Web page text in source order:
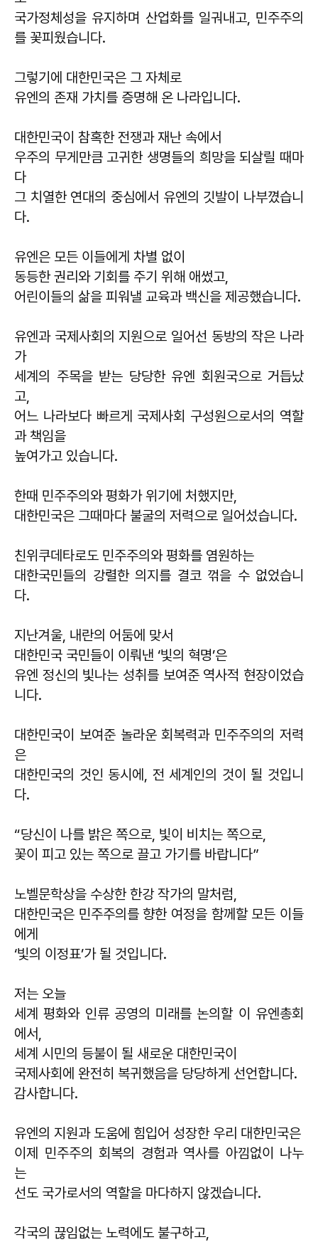
국가정체성을 유지하며 산업화를 일궈내고, 민주주의
를 꽃피웠습니다.
그렇기에 대한민국은 그 자체로
유엔의 존재 가치를 증명해 온 나라입니다.
대한민국이 참혹한 전쟁과 재난 속에서
우주의 무게만큼 고귀한 생명들의 희망을 되살릴 때마
다
그 치열한 연대의 중심에서 유엔의 깃발이 나부꼈습니
다.
유엔은 모든 이들에게 차별 없이
동등한 권리와 기회를 주기 위해 애썼고,
어린이들의 삶을 피워낼 교육과 백신을 제공했습니다.
유엔과 국제사회의 지원으로 일어선 동방의 작은 나라
가
세계의 주목을 받는 당당한 유엔 회원국으로 거듭났
고,
어느 나라보다 빠르게 국제사회 구성원으로서의 역할
과 책임을
높여가고 있습니다.
한때 민주주의와 평화가 위기에 처했지만,
대한민국은 그때마다 불굴의 저력으로 일어섰습니다.
친위쿠데타로도 민주주의와 평화를 염원하는
대한국민들의 강렬한 의지를 결코 꺾을 수 없었습니
다.
지난겨울, 내란의 어둠에 맞서
대한민국 국민들이 이뤄낸 ‘빛의 혁명’은
유엔 정신의 빛나는 성취를 보여준 역사적 현장이었습
니다.
대한민국이 보여준 놀라운 회복력과 민주주의의 저력
은
대한민국의 것인 동시에, 전 세계인의 것이 될 것입니
다.
“당신이 나를 밝은 쪽으로, 빛이 비치는 쪽으로,
꽃이 피고 있는 쪽으로 끌고 가기를 바랍니다”
노벨문학상을 수상한 한강 작가의 말처럼,
대한민국은 민주주의를 향한 여정을 함께할 모든 이들
에게
‘빛의 이정표’가 될 것입니다.
저는 오늘
세계 평화와 인류 공영의 미래를 논의할 이 유엔총회
에서,
세계 시민의 등불이 될 새로운 대한민국이
국제사회에 완전히 복귀했음을 당당하게 선언합니다.
감사합니다.
유엔의 지원과 도움에 힘입어 성장한 우리 대한민국은
이제 민주주의 회복의 경험과 역사를 아낌없이 나누
는
선도 국가로서의 역할을 마다하지 않겠습니다.
각국의 끊임없는 노력에도 불구하고,